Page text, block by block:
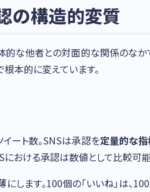
の構造的変質
な他者との対面的な関係のなか
本的に変えています。
イート数。SNSは承認を定量的な指
おける承認は数値として比較可能
します。100個の「いいね」は、